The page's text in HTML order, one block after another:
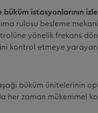
büküm istasyonlarının
rulosu besleme
yönelik frekans
kontrol etmeye
büküm ünitelerinin
her zaman mükemmel